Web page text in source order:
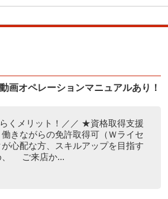
画オペレーションマニュアルあり！
くメリット！／／ ★資格取得支援
きながらの免許取得可（Ｗライセ
心配な方、スキルアップを目指す
、 ご来店か...